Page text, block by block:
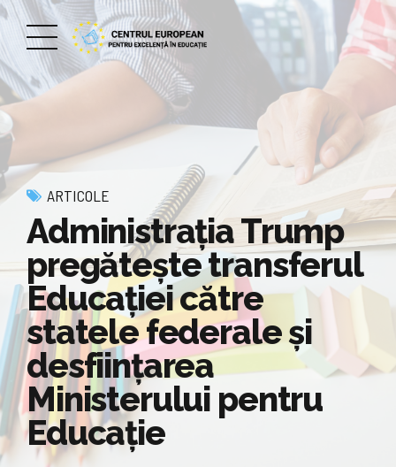
ARTICOLE
Administrația Trump
pregătește transferul
Educației către
statele federale și
desființarea
Ministerului pentru
Educație